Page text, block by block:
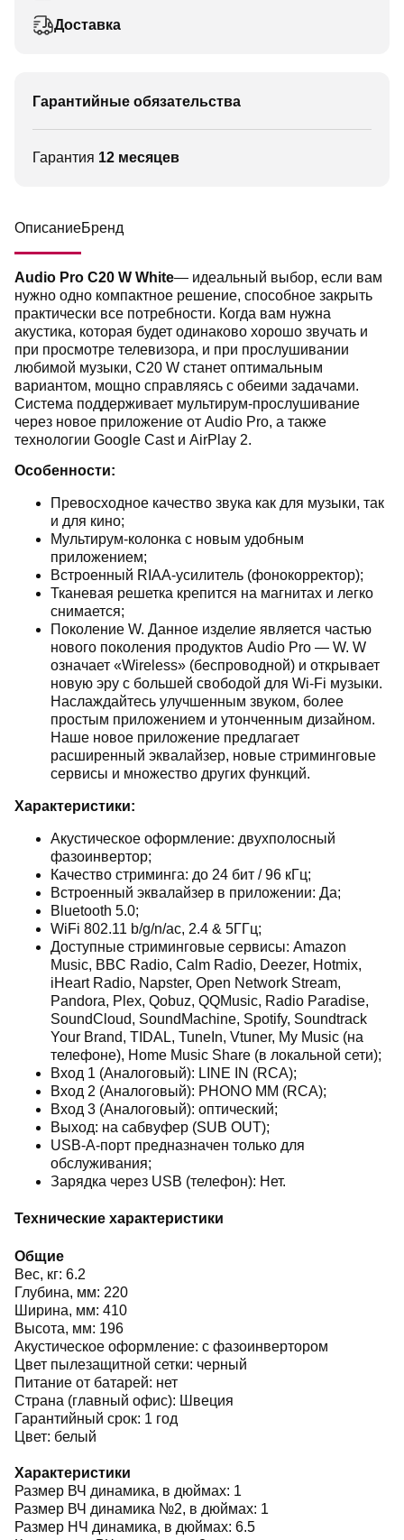
Доставка
Гарантийные обязательства
Гарантия 12 месяцев
ОписаниеБренд
Audio Pro C20 W White— идеальный выбор, если вам
нужно одно компактное решение, способное закрыть
практически все потребности. Когда вам нужна
акустика, которая будет одинаково хорошо звучать и
при просмотре телевизора, и при прослушивании
любимой музыки, C20 W станет оптимальным
вариантом, мощно справляясь с обеими задачами.
Система поддерживает мультирум-прослушивание
через новое приложение от Audio Pro, а также
технологии Google Cast и AirPlay 2.
Особенности:
Превосходное качество звука как для музыки, так
и для кино;
Мультирум-колонка с новым удобным
приложением;
Встроенный RIAA-усилитель (фонокорректор);
Тканевая решетка крепится на магнитах и ​​легко
снимается;
Поколение W. Данное изделие является частью
нового поколения продуктов Audio Pro — W. W
означает «Wireless» (беспроводной) и открывает
новую эру с большей свободой для Wi-Fi музыки.
Наслаждайтесь улучшенным звуком, более
простым приложением и утонченным дизайном.
Наше новое приложение предлагает
расширенный эквалайзер, новые стриминговые
сервисы и множество других функций.
Характеристики:
Акустическое оформление: двухполосный
фазоинвертор;
Качество стриминга: до 24 бит / 96 кГц;
Встроенный эквалайзер в приложении: Да;
Bluetooth 5.0;
WiFi 802.11 b/g/n/ac, 2.4 & 5ГГц;
Доступные стриминговые сервисы: Amazon
Music, BBC Radio, Calm Radio, Deezer, Hotmix,
iHeart Radio, Napster, Open Network Stream,
Pandora, Plex, Qobuz, QQMusic, Radio Paradise,
SoundCloud, SoundMachine, Spotify, Soundtrack
Your Brand, TIDAL, TuneIn, Vtuner, My Music (на
телефоне), Home Music Share (в локальной сети);
Вход 1 (Аналоговый): LINE IN (RCA);
Вход 2 (Аналоговый): PHONO MM (RCA);
Вход 3 (Аналоговый): оптический;
Выход: на сабвуфер (SUB OUT);
USB-А-порт предназначен только для
обслуживания;
Зарядка через USB (телефон): Нет.
Технические характеристики
Общие
Вес, кг: 6.2
Глубина, мм: 220
Ширина, мм: 410
Высота, мм: 196
Акустическое оформление: с фазоинвертором
Цвет пылезащитной сетки: черный
Питание от батарей: нет
Страна (главный офис): Швеция
Гарантийный срок: 1 год
Цвет: белый
Характеристики
Размер ВЧ динамика, в дюймах: 1
Размер ВЧ динамика №2, в дюймах: 1
Размер НЧ динамика, в дюймах: 6.5